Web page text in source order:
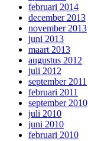
februari 2014
december 2013
november 2013
juni 2013
maart 2013
augustus 2012
juli 2012
september 2011
februari 2011
september 2010
juli 2010
juni 2010
februari 2010